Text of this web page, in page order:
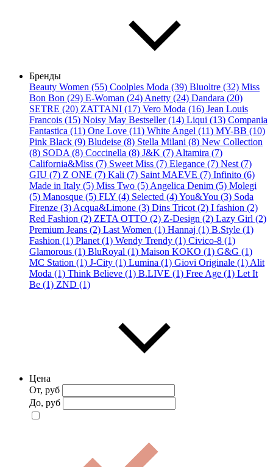
Бренды
Beauty Women (55) Coolples Moda (39) Bluoltre (32) Miss
Bon Bon (29) E-Woman (24) Anetty (24) Dandara (20)
SETRE (20) ZATTANI (17) Vero Moda (16) Jean Louis
Francois (15) Noisy May Bestseller (14) Liqui (13) Compania
Fantastica (11) One Love (11) White Angel (11) MY-BB (10)
Pink Black (9) Bludeise (8) Stella Milani (8) New Collection
(8) SODA (8) Coccinella (8) J&K (7) Altamira (7)
California&Miss (7) Sweet Miss (7) Elegance (7) Nest (7)
GIU (7) Z ONE (7) Kali (7) Saint MAEVE (7) Infinito (6)
Made in Italy (5) Miss Two (5) Angelica Denim (5) Molegi
(5) Manosque (5) FLY (4) Selected (4)You&You (3) Soda
Firenze (3) Acqua&Limone (3) Dins Tricot (2) I fashion (2)
Red Fashion (2) ZETA OTTO (2) Z-Design (2) Lazy Girl (2)
Premium Jeans (2) Last Women (1) Hannaj (1) B.Style (1)
Fashion (1) Planet (1) Wendy Trendy (1) Civico-8 (1)
Glamorous (1) BluRoyal (1) Maison KOKO (1) G&G (1)
MC Station (1) J-City (1) Lumina (1) Giovi Originale (1) Alit
Moda (1) Think Believe (1) B.LIVE (1) Free Age (1) Let It
Be (1) ZND (1)
Цена
От, руб
До, руб